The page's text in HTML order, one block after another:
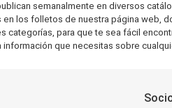
semanalmente en diversos
los folletos de nuestra página
para que te sea fácil
que necesitas sobre